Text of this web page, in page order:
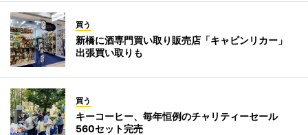
買う
新橋に酒専門買い取り販売店「キャビンリカー」
出張買い取りも
買う
キーコーヒー、毎年恒例のチャリティーセール
560セット完売